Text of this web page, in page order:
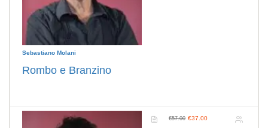
Sebastiano Molani
Rombo e Branzino
€57.00 €37.00